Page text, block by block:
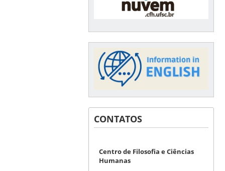
CONTATOS
Centro de Filosofia e Ciências
Humanas